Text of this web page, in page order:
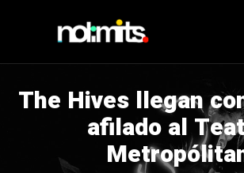
The Hives llegan
afilado al